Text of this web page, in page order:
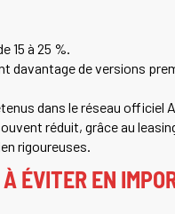
15 à 25 %.
davantage de versions
dans le réseau officiel
réduit, grâce au
rigoureuses.
ÉVITER EN